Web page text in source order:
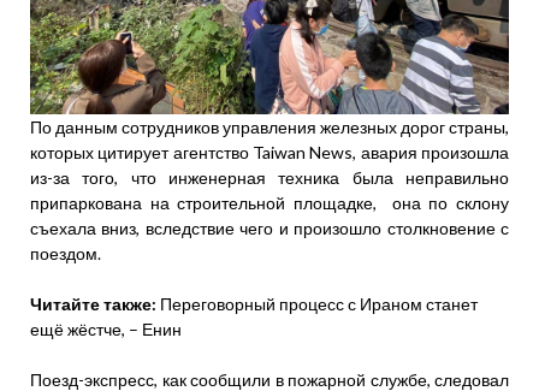
По данным сотрудников управления железных дорог страны,
которых цитирует агентство Taiwan News, авария произошла
из-за того, что инженерная техника была неправильно
припаркована на строительной площадке, она по склону
съехала вниз, вследствие чего и произошло столкновение с
поездом.
Читайте также: Переговорный процесс с Ираном станет
ещё жёстче, – Енин
Поезд-экспресс, как сообщили в пожарной службе, следовал